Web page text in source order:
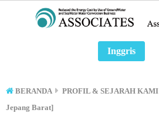
Inggris
BERANDA PROFIL & SEJARAH KAMI
Jepang Barat]